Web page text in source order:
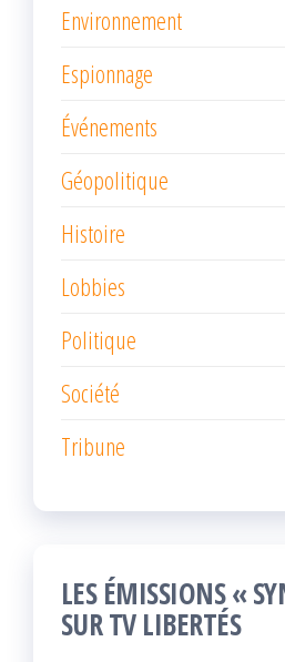
Environnement
Espionnage
Événements
Géopolitique
Histoire
Lobbies
Politique
Société
Tribune
LES ÉMISSIONS «
SUR TV LIBERTÉS